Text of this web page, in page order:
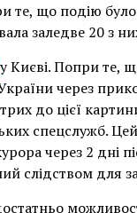
те, що подію
заледве 20 з
у Києві. Попри те,
через
до цієї
спецслужб.
через 2 дні
слідством для